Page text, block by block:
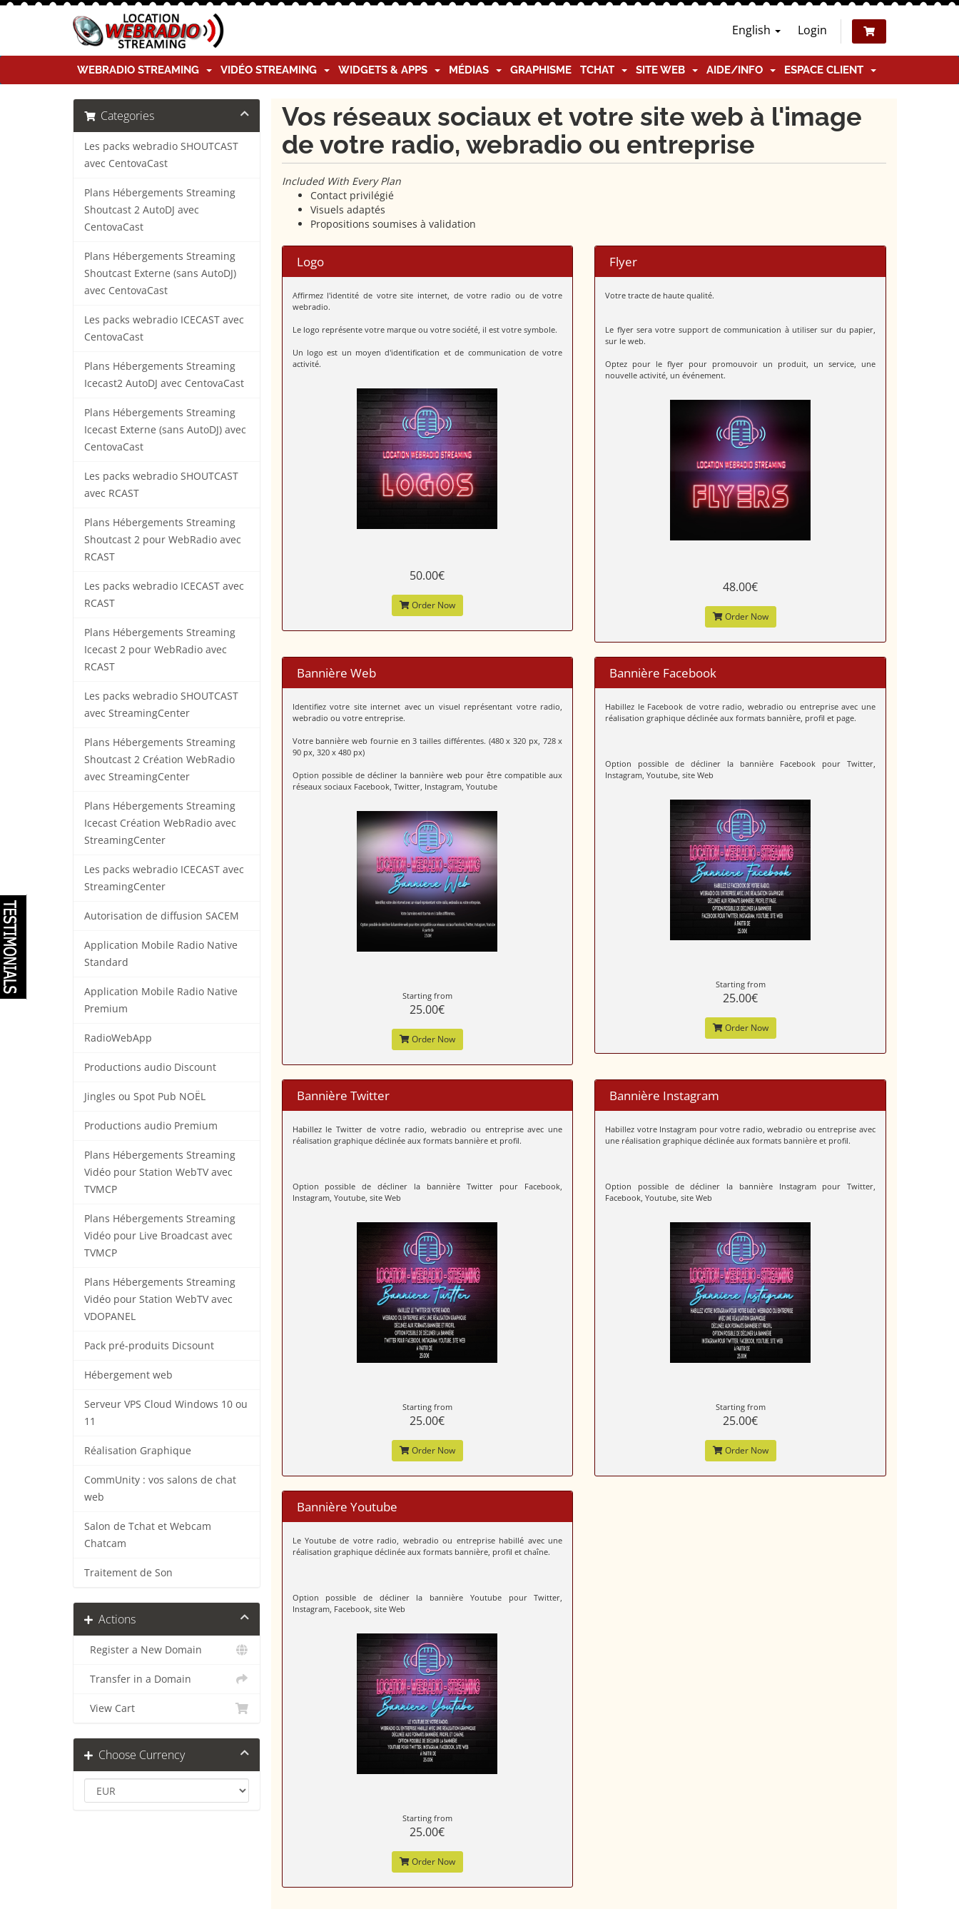
English Login
WEBRADIO STREAMING VIDÉO STREAMING WIDGETS & APPS MÉDIAS GRAPHISME TCHAT SITE WEB AIDE/INFO ESPACE CLIENT
Categories
Les packs webradio SHOUTCAST
avec CentovaCast
Plans Hébergements Streaming
Shoutcast 2 AutoDJ avec
CentovaCast
Plans Hébergements Streaming
Shoutcast Externe (sans AutoDJ)
avec CentovaCast
Les packs webradio ICECAST avec
CentovaCast
Plans Hébergements Streaming
Icecast2 AutoDJ avec CentovaCast
Plans Hébergements Streaming
Icecast Externe (sans AutoDJ) avec
CentovaCast
Les packs webradio SHOUTCAST
avec RCAST
Plans Hébergements Streaming
Shoutcast 2 pour WebRadio avec
RCAST
Les packs webradio ICECAST avec
RCAST
Plans Hébergements Streaming
Icecast 2 pour WebRadio avec
RCAST
Les packs webradio SHOUTCAST
avec StreamingCenter
Plans Hébergements Streaming
Shoutcast 2 Création WebRadio
avec StreamingCenter
Plans Hébergements Streaming
Icecast Création WebRadio avec
StreamingCenter
Les packs webradio ICECAST avec
StreamingCenter
Autorisation de diffusion SACEM
Application Mobile Radio Native
Standard
Application Mobile Radio Native
Premium
RadioWebApp
Productions audio Discount
Jingles ou Spot Pub NOËL
Productions audio Premium
Plans Hébergements Streaming
Vidéo pour Station WebTV avec
TVMCP
Plans Hébergements Streaming
Vidéo pour Live Broadcast avec
TVMCP
Plans Hébergements Streaming
Vidéo pour Station WebTV avec
VDOPANEL
Pack pré-produits Dicsount
Hébergement web
Serveur VPS Cloud Windows 10 ou
11
Réalisation Graphique
CommUnity : vos salons de chat
web
Salon de Tchat et Webcam
Chatcam
Traitement de Son
Actions
Register a New Domain
Transfer in a Domain
View Cart
Choose Currency
Vos réseaux sociaux et votre site web à l'image
de votre radio, webradio ou entreprise
Included With Every Plan
Contact privilégié
Visuels adaptés
Propositions soumises à validation
Logo
Affirmez l'identité de votre site internet, de votre radio ou de votre
webradio.
Le logo représente votre marque ou votre société, il est votre symbole.
Un logo est un moyen d'identification et de communication de votre
activité.
50.00€
Order Now
Flyer
Votre tracte de haute qualité.
Le flyer sera votre support de communication à utiliser sur du papier,
sur le web.
Optez pour le flyer pour promouvoir un produit, un service, une
nouvelle activité, un événement.
48.00€
Order Now
Bannière Web
Identifiez votre site internet avec un visuel représentant votre radio,
webradio ou votre entreprise.
Votre bannière web fournie en 3 tailles différentes. (480 x 320 px, 728 x
90 px, 320 x 480 px)
Option possible de décliner la bannière web pour être compatible aux
réseaux sociaux Facebook, Twitter, Instagram, Youtube
Starting from
25.00€
Order Now
Bannière Facebook
Habillez le Facebook de votre radio, webradio ou entreprise avec une
réalisation graphique déclinée aux formats bannière, profil et page.
Option possible de décliner la bannière Facebook pour Twitter,
Instagram, Youtube, site Web
Starting from
25.00€
Order Now
Bannière Twitter
Habillez le Twitter de votre radio, webradio ou entreprise avec une
réalisation graphique déclinée aux formats bannière et profil.
Option possible de décliner la bannière Twitter pour Facebook,
Instagram, Youtube, site Web
Starting from
25.00€
Order Now
Bannière Instagram
Habillez votre Instagram pour votre radio, webradio ou entreprise avec
une réalisation graphique déclinée aux formats bannière et profil.
Option possible de décliner la bannière Instagram pour Twitter,
Facebook, Youtube, site Web
Starting from
25.00€
Order Now
Bannière Youtube
Le Youtube de votre radio, webradio ou entreprise habillé avec une
réalisation graphique déclinée aux formats bannière, profil et chaîne.
Option possible de décliner la bannière Youtube pour Twitter,
Instagram, Facebook, site Web
Starting from
25.00€
Order Now